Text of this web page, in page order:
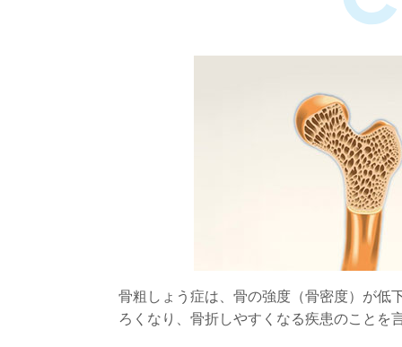
骨粗しょう症は、骨の強度（骨密度）が低
ろくなり、骨折しやすくなる疾患のことを